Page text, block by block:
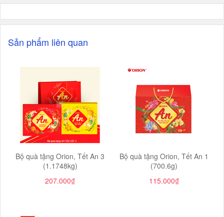
Sản phẩm liên quan
Bộ quà tặng Orion, Tết An 3
(1.1748kg)
207.000₫
Bộ quà tặng Orion, Tết An 1
(700.6g)
115.000₫